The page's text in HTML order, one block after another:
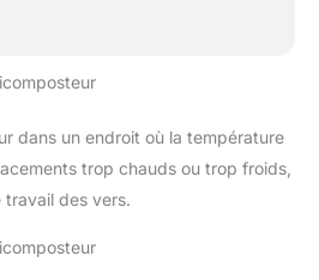
dans un endroit où la température
trop chauds ou trop froids,
des vers.